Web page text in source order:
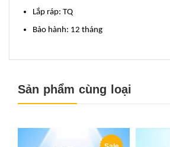
Lắp ráp: TQ
Bảo hành: 12 tháng
Sản phẩm cùng loại